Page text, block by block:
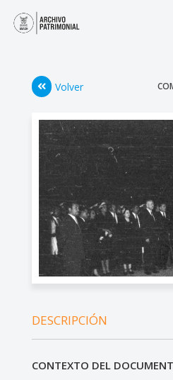
Volver
DESCRIPCIÓN
CONTEXTO DEL